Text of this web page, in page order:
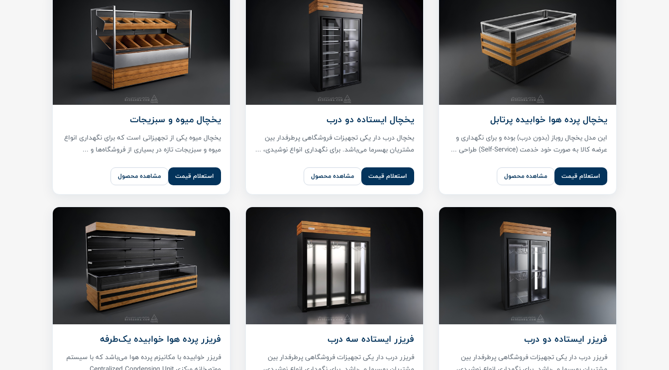
یخچال پرده هوا خوابیده پرتابل
این مدل یخچال روباز (بدون درب) بوده و برای نگهداری و
عرضه کالا به صورت خود خدمت (Self-Service) طراحی ...
استعلام قیمت مشاهده محصول
یخچال ایستاده دو درب
یخچال درب دار یکی تجهیزات فروشگاهی پر‌طرفدار بین
مشتریان بهسرما می‌باشد. برای نگهداری انواع نوشیدی، ...
استعلام قیمت مشاهده محصول
یخچال میوه و سبزیجات
یخچال میوه یکی از تجهیزاتی است که برای نگهداری انواع
میوه و سبزیجات تازه در بسیاری از فروشگاه‌ها و ...
استعلام قیمت مشاهده محصول
فریزر ایستاده دو درب
فریزر درب دار یکی تجهیزات فروشگاهی پر‌طرفدار بین
فریزر ایستاده سه درب
فریزر درب دار یکی تجهیزات فروشگاهی پر‌طرفدار بین
فریزر پرده هوا خوابیده یک‌طرفه
فریزر خوابیده با مکانیزم پرده هوا می‌باشد که با سیستم